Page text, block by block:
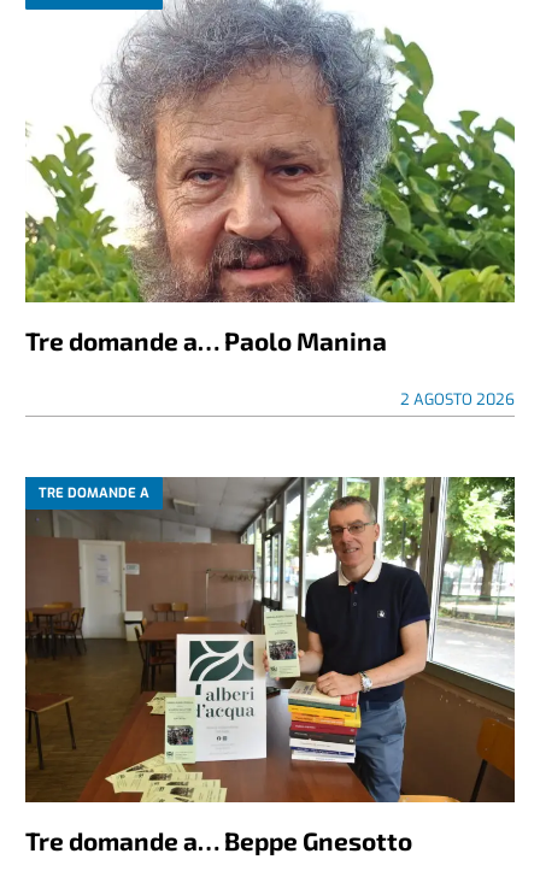
Tre domande a… Paolo Manina
2 AGOSTO 2026
TRE DOMANDE A
Tre domande a… Beppe Gnesotto